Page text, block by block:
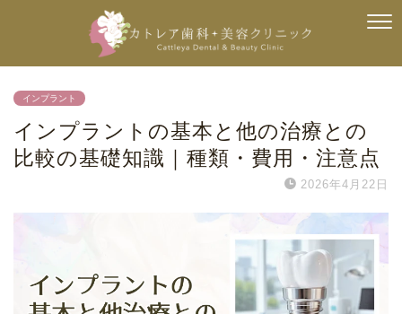
インプラント
インプラントの基本と他の治療との
比較の基礎知識｜種類・費用・注意点
2026年4月22日